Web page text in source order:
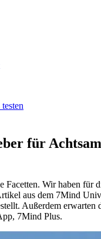
für
Facetten. Wir haben für
aus dem 7Mind
Außerdem erwarten
7Mind Plus.